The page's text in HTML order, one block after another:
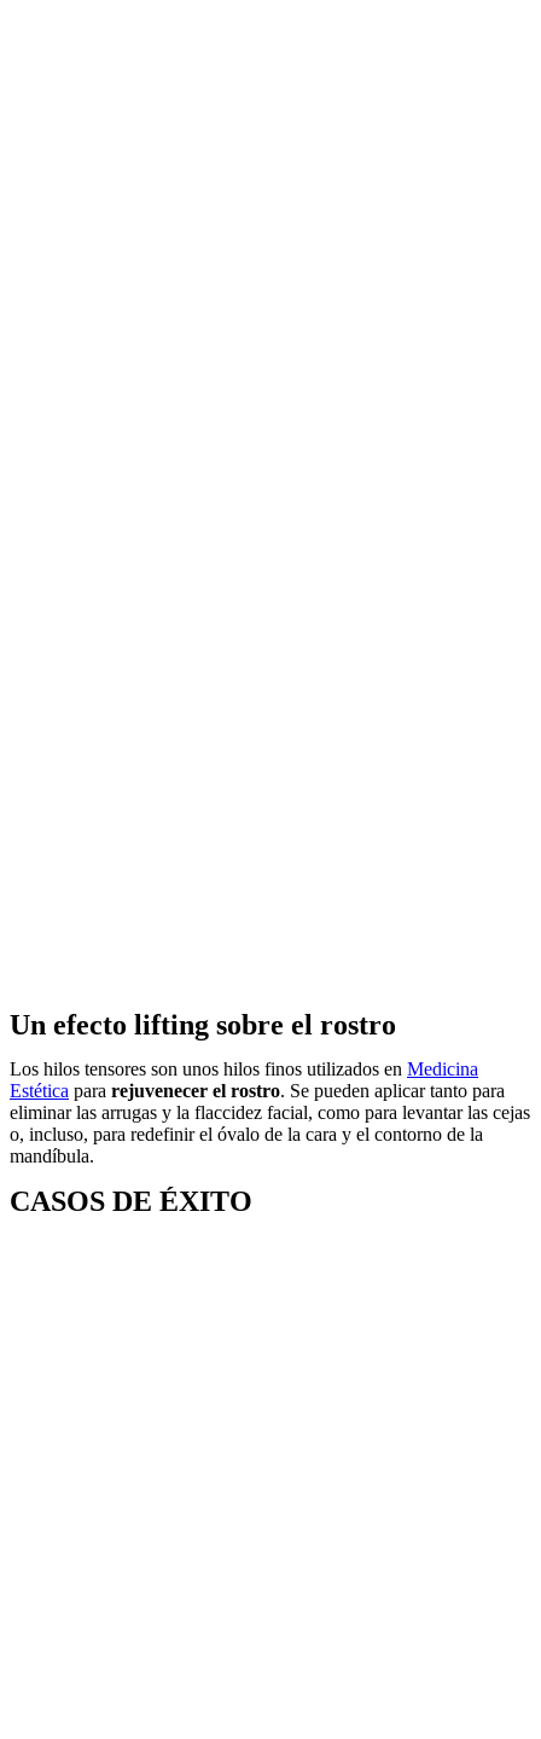
Un efecto lifting sobre el rostro
Los hilos tensores son unos hilos finos utilizados en Medicina
Estética para rejuvenecer el rostro. Se pueden aplicar tanto para
eliminar las arrugas y la flaccidez facial, como para levantar las cejas
o, incluso, para redefinir el óvalo de la cara y el contorno de la
mandíbula.
CASOS DE ÉXITO